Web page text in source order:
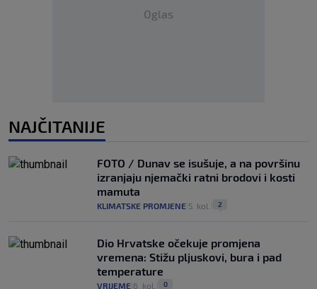
Oglas
NAJČITANIJE
FOTO / Dunav se isušuje, a na površinu
izranjaju njemački ratni brodovi i kosti
mamuta
KLIMATSKE PROMJENE 5. kol. 2
Dio Hrvatske očekuje promjena
vremena: Stižu pljuskovi, bura i pad
temperature
VRIJEME 6. kol. 0